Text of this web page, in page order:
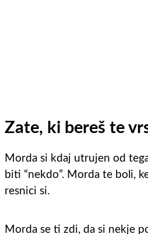
Zate, ki bereš te
Morda si kdaj utrujen od
biti “nekdo”. Morda te boli,
resnici si.
Morda se ti zdi, da si nekje